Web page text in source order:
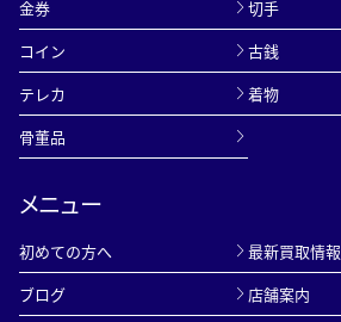
金券
切手
コイン
古銭
テレカ
着物
骨董品
メニュー
初めての方へ
最新買取情報
ブログ
店舗案内